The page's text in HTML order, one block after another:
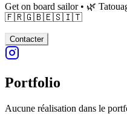
Get on board sailor • 🌿
🇫🇷🇬🇧🇪🇸🇮🇹
Contacter
Portfolio
Aucune réalisation dans le